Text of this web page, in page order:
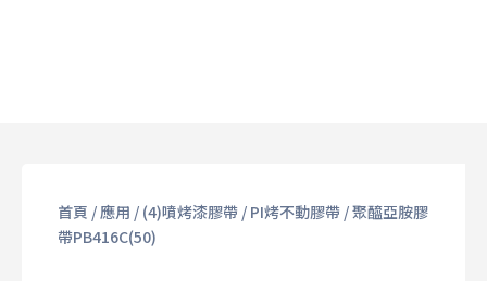
首頁 / 應用 / (4)噴烤漆膠帶/ PI烤不動膠帶/ 聚醯亞胺膠
帶PB416C(50)